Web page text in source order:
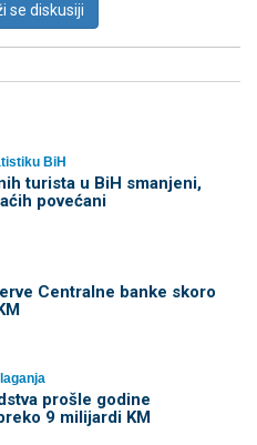
se diskusiji
BiH
turista u BiH smanjeni,
povećani
Centralne banke skoro
prošle godine
9 milijardi KM